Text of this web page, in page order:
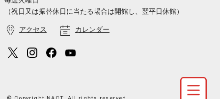
（祝日又は振替休日に当たる場合は開館し、翌平日休館）
アクセス カレンダー